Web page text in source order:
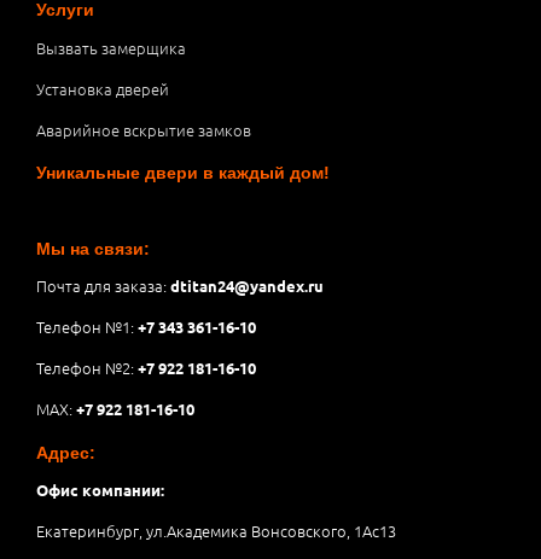
Услуги
Вызвать замерщика
Установка дверей
Аварийное вскрытие замков
Уникальные двери в каждый дом!
Мы на связи:
Почта для заказа:dtitan24@yandex.ru
Телефон №1:+7 343 361-16-10
Телефон №2:+7 922 181-16-10
MAX:+7 922 181-16-10
Адрес:
Офис компании:
Екатеринбург, ул.Академика Вонсовского, 1Аc13